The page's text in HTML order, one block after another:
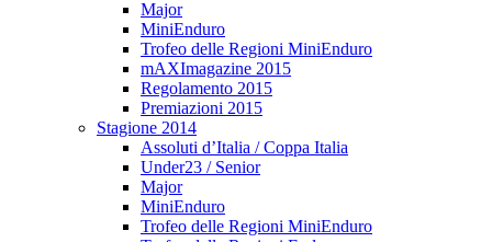
Major
MiniEnduro
Trofeo delle Regioni MiniEnduro
mAXImagazine 2015
Regolamento 2015
Premiazioni 2015
Stagione 2014
Assoluti d’Italia / Coppa Italia
Under23 / Senior
Major
MiniEnduro
Trofeo delle Regioni MiniEnduro